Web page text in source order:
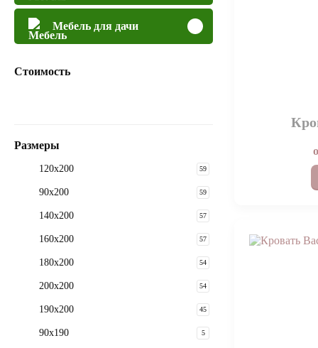
Мебель для дачи
Стоимость
Размеры
120x200 59
90x200 59
140x200 57
160x200 57
180x200 54
200x200 54
190х200 45
90x190 5